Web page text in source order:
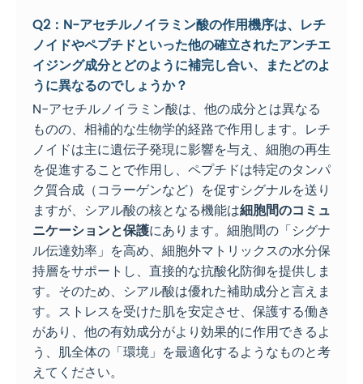
Q2：N-アセチルノイラミン酸の作用機序は、レチ
ノイドやペプチドといった他の確立されたアンチエ
イジング成分とどのように補完し合い、またどのよ
うに異なるのでしょうか？
N-アセチルノイラミン酸は、他の成分とは異なる
ものの、相補的な生物学的経路で作用します。レチ
ノイドは主に遺伝子発現に影響を与え、細胞の再生
を促進することで作用し、ペプチドは特定のタンパ
ク質合成（コラーゲンなど）を促すシ​​グナルを送り
ますが、シアル酸の核となる機能は細胞間のコミュ
ニケーションと保護にあります。細胞間の「シグナ
ル伝達効率」を高め、細胞外マトリックスの水分保
持層をサポートし、直接的な抗酸化防御を提供しま
す。そのため、シアル酸は優れた補助成分と言えま
す。ストレスを受けた肌を安定させ、保護する働き
があり、他の有効成分がより効果的に作用できるよ
う、肌全体の「環境」を最適化するようなものと考
えてください。